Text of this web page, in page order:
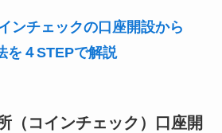
ンチェックの口座開設から
を４STEPで解説
（コインチェック）口座開